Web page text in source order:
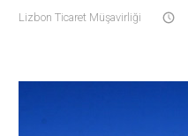
Lizbon Ticaret Müşavirliği